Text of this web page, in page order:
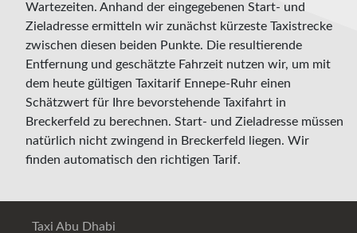
Wartezeiten. Anhand der eingegebenen Start- und
Zieladresse ermitteln wir zunächst kürzeste Taxistrecke
zwischen diesen beiden Punkte. Die resultierende
Entfernung und geschätzte Fahrzeit nutzen wir, um mit
dem heute gültigen Taxitarif Ennepe-Ruhr einen
Schätzwert für Ihre bevorstehende Taxifahrt in
Breckerfeld zu berechnen. Start- und Zieladresse müssen
natürlich nicht zwingend in Breckerfeld liegen. Wir
finden automatisch den richtigen Tarif.
Taxi Abu Dhabi